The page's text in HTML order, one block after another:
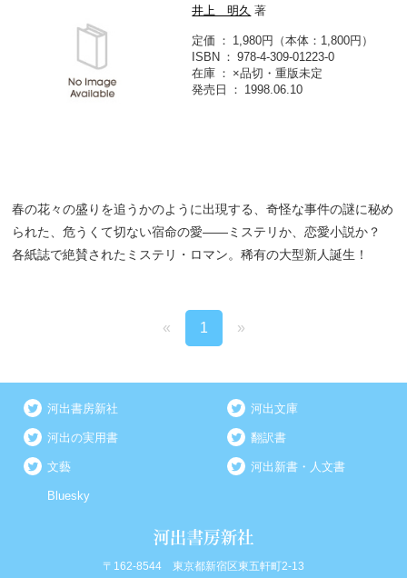
井上 明久 著
定価
1,980円（本体：1,800円）
ISBN
978-4-309-01223-0
在庫
×品切・重版未定
発売日
1998.06.10
春の花々の盛りを追うかのように出現する、奇怪な事件の謎に秘め
られた、危うくて切ない宿命の愛――ミステリか、恋愛小説か？
各紙誌で絶賛されたミステリ・ロマン。稀有の大型新人誕生！
« 1 »
河出書房新社 河出文庫
河出の実用書 翻訳書
文藝 河出新書・人文書
Bluesky
〒162-8544 東京都新宿区東五軒町2-13